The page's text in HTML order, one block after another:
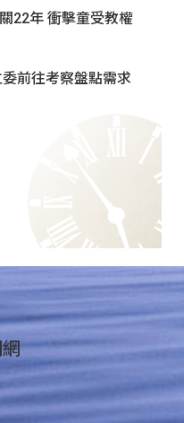
22年 衝擊童受教權
前往考察盤點需求